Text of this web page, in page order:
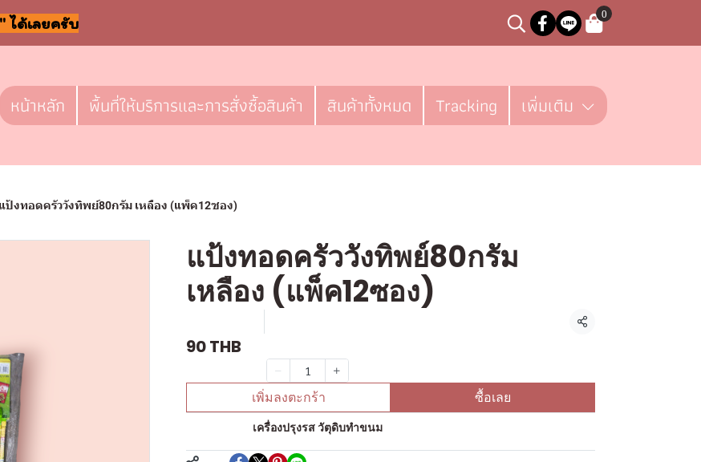
ได้เลยครับ
0
หน้าหลัก พื้นที่ให้บริการและการสั่งซื้อสินค้า สินค้าทั้งหมด Tracking เพิ่มเติม
แป้งทอดครัววังทิพย์80กรัม เหลือง (แพ็ค12ซอง)
แป้งทอดครัววังทิพย์80กรัม
เหลือง (แพ็ค12ซอง)
แชร์
90 THB
เพิ่มลงตะกร้า ซื้อเลย
เครื่องปรุงรส วัตุดิบทำขนม